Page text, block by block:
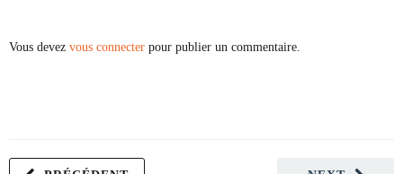
Vous devez vous connecter pour publier un commentaire.